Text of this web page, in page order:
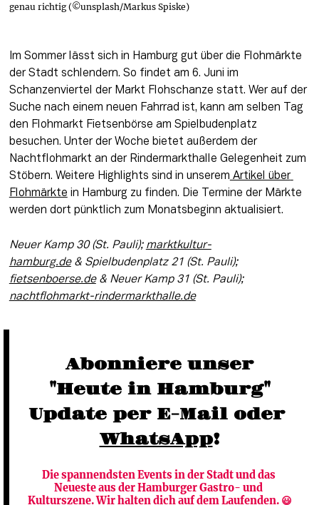
genau richtig (©unsplash/Markus Spiske)
Im Sommer lässt sich in Hamburg gut über die Flohmärkte
der Stadt schlendern. So findet am 6. Juni im
Schanzenviertel der Markt Flohschanze statt. Wer auf der
Suche nach einem neuen Fahrrad ist, kann am selben Tag
den Flohmarkt Fietsenbörse am Spielbudenplatz
besuchen. Unter der Woche bietet außerdem der
Nachtflohmarkt an der Rindermarkthalle Gelegenheit zum
Stöbern. Weitere Highlights sind in unserem Artikel über
Flohmärkte in Hamburg zu finden. Die Termine der Märkte
werden dort pünktlich zum Monatsbeginn aktualisiert.
Neuer Kamp 30 (St. Pauli); marktkultur-
hamburg.de
& Spielbudenplatz 21 (St. Pauli);
fietsenboerse.de
& Neuer Kamp 31 (St. Pauli);
nachtflohmarkt-rindermarkthalle.de
Abonniere unser
"Heute in Hamburg"
Update per E-Mail oder
WhatsApp!
Die spannendsten Events in der Stadt und das
Neueste aus der Hamburger Gastro- und
Kulturszene. Wir halten dich auf dem Laufenden. 😃